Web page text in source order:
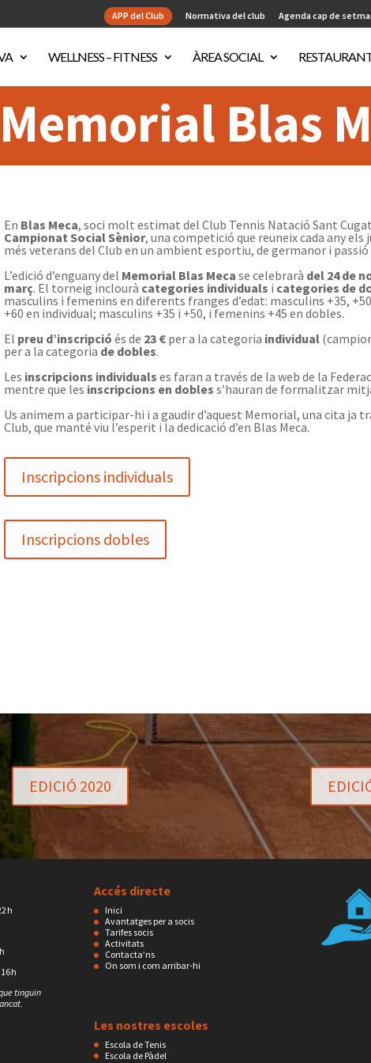
APP del Club Normativa del club Agenda cap de
WELLNESS – FITNESS ÀREA SOCIAL
Blas
En Blas Meca, soci molt estimat del Club Tennis Natació Sant
Campionat Social Sènior, una competició que reuneix cada any els
més veterans del Club en un ambient esportiu, de germanor i
L’edició d’enguany del Memorial Blas Meca se celebrarà del 24 de
març. El torneig inclourà categories individuals i categories de
masculins i femenins en diferents franges d’edat: masculins +35,
+60 en individual; masculins +35 i +50, i femenins +45 en dobles.
El preu d’inscripció és de 23 € per a la categoria individual
per a la categoria de dobles.
Les inscripcions individuals es faran a través de la web de la
mentre que les inscripcions en dobles s’hauran de formalitzar
Us animem a participar-hi i a gaudir d’aquest Memorial, una cita ja
Club, que manté viu l’esperit i la dedicació d’en Blas Meca.
Inscripcions individuals
Inscripcions dobles
EDICIÓ 2020
h
h
tinguin
Accés directe
Inici
Avantatges per a socis
Tarifes socis
Activitats
Contacta’ns
On som i com arribar-hi
Les nostres escoles
Escola de Tenis
Escola de Pàdel